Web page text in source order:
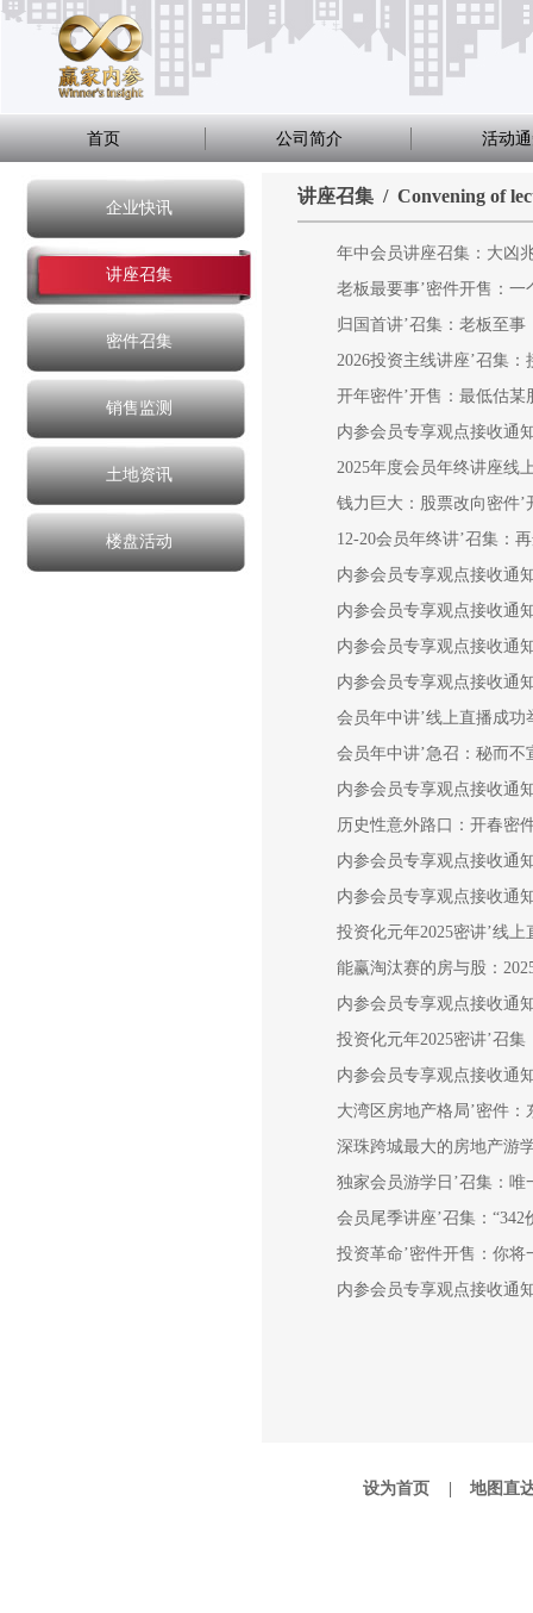
首页 公司简介 活动
企业快讯
讲座召集
密件召集
销售监测
土地资讯
楼盘活动
讲座召集 / Convening of
年中会员讲座召集：大凶
老板最要事’密件开售：
归国首讲’召集：老板至事
2026投资主线讲座’召集
开年密件’开售：最低估
内参会员专享观点接收通
2025年度会员年终讲座线
钱力巨大：股票改向密件’
12-20会员年终讲’召集：
内参会员专享观点接收通
内参会员专享观点接收通
内参会员专享观点接收通
内参会员专享观点接收通
会员年中讲’线上直播成功
会员年中讲’急召：秘而不
内参会员专享观点接收通
历史性意外路口：开春密
内参会员专享观点接收通
内参会员专享观点接收通
投资化元年2025密讲’线
能赢淘汰赛的房与股：
内参会员专享观点接收通
投资化元年2025密讲’召
内参会员专享观点接收通
大湾区房地产格局’密件
深珠跨城最大的房地产游
独家会员游学日’召集：
会员尾季讲座’召集：“342
投资革命’密件开售：你将
内参会员专享观点接收通
设为首页 | 地图